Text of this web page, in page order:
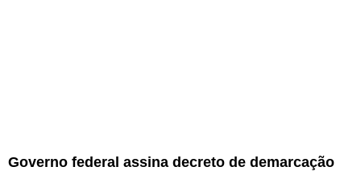
Governo federal assina decreto de demarcação